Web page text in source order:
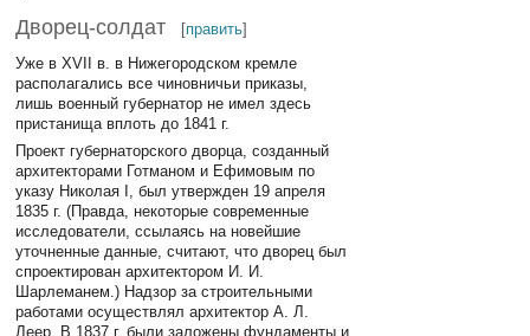
Дворец-солдат [править]
Уже в XVII в. в Нижегородском кремле
располагались все чиновничьи приказы,
лишь военный губернатор не имел здесь
пристанища вплоть до 1841 г.
Проект губернаторского дворца, созданный
архитекторами Готманом и Ефимовым по
указу Николая I, был утвержден 19 апреля
1835 г. (Правда, некоторые современные
исследователи, ссылаясь на новейшие
уточненные данные, считают, что дворец был
спроектирован архитектором И. И.
Шарлеманем.) Надзор за строительными
работами осуществлял архитектор А. Л.
Леер. В 1837 г. были заложены фундаменты и